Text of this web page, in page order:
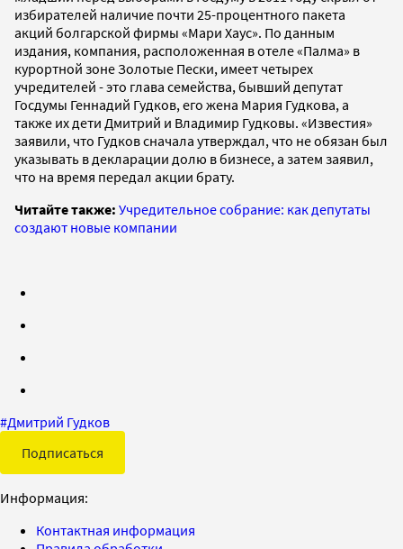
избирателей наличие почти 25-процентного пакета
акций болгарской фирмы «Мари Хаус». По данным
издания, компания, расположенная в отеле «Палма» в
курортной зоне Золотые Пески, имеет четырех
учредителей - это глава семейства, бывший депутат
Госдумы Геннадий Гудков, его жена Мария Гудкова, а
также их дети Дмитрий и Владимир Гудковы. «Известия»
заявили, что Гудков сначала утверждал, что не обязан был
указывать в декларации долю в бизнесе, а затем заявил,
что на время передал акции брату.
Читайте также: Учредительное собрание: как депутаты
создают новые компании
#Дмитрий Гудков
Подписаться
Информация:
Контактная информация